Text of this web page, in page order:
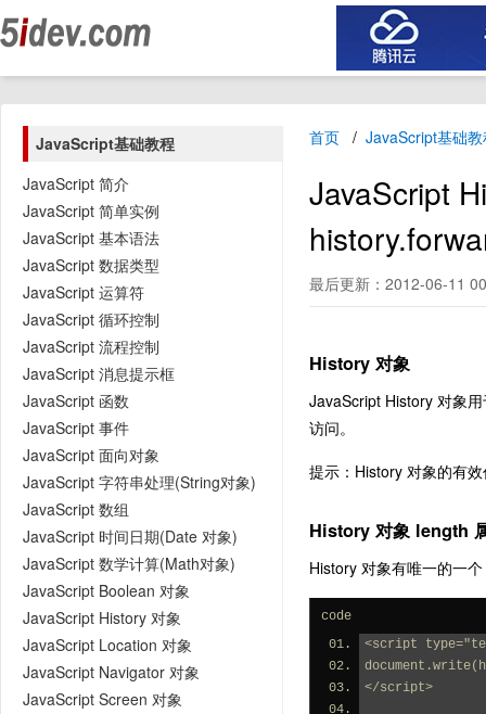
JavaScript基础教程
JavaScript 简介
JavaScript 简单实例
JavaScript 基本语法
JavaScript 数据类型
JavaScript 运算符
JavaScript 循环控制
JavaScript 流程控制
JavaScript 消息提示框
JavaScript 函数
JavaScript 事件
JavaScript 面向对象
JavaScript 字符串处理(String对象)
JavaScript 数组
JavaScript 时间日期(Date 对象)
JavaScript 数学计算(Math对象)
JavaScript Boolean 对象
JavaScript History 对象
JavaScript Location 对象
JavaScript Navigator 对象
JavaScript Screen 对象
首页 JavaScript基础
JavaScript
最后更新：2012-06-11
History 对象
JavaScript History 对象
访问。
提示：History 对象的有
History 对象 length
History 对象有唯一的一
code
<script
</script>